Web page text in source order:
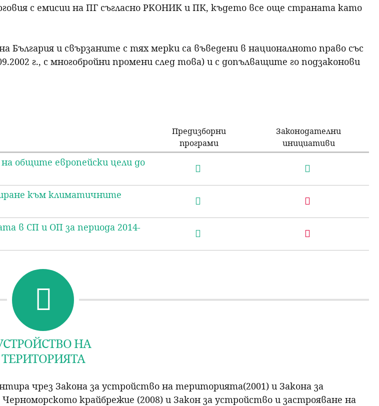
с емисии на ПГ съгласно РКОНИК и ПК, където все още страната като
и свързаните с тях мерки са въведени в националното право със
г., с многобройни промени след това) и с допълващите го подзаконови
Предизборни
програми
Законодателни
инициативи
общите европейски цели до
към климатичните
в СП и ОП за периода 2014-
НА
ТЕРИТОРИЯТА
чрез Закона за устройство на територията(2001) и Закона за
крайбрежие (2008) и Закон за устройство и застрояване на